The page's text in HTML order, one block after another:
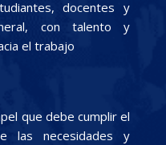
docentes y
con talento y
el trabajo
que debe cumplir el
las necesidades y